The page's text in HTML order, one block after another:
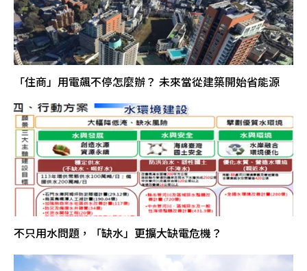
「住商」用電飆不停怎麼辦？ 未來當從建築開始省能源
不只用水問題，「缺水」更擴大缺電危機？